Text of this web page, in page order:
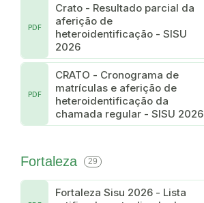
Crato - Resultado parcial da
aferição de
heteroidentificação - SISU
2026
PDF
CRATO - Cronograma de
matrículas e aferição de
heteroidentificação da
chamada regular - SISU 2026
PDF
Fortaleza 29
Fortaleza Sisu 2026 - Lista